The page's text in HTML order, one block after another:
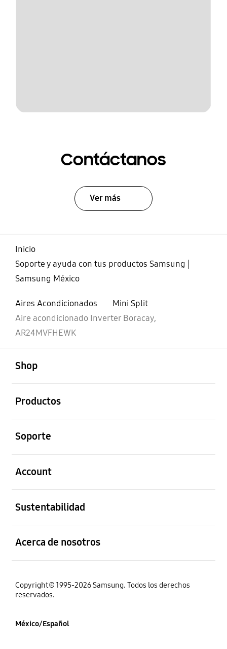
Contáctanos
Ver más
Inicio
Soporte y ayuda con tus productos Samsung |
Samsung México
Aires Acondicionados
Mini Split
Aire acondicionado Inverter Boracay,
AR24MVFHEWK
Shop
Productos
Soporte
Account
Sustentabilidad
Acerca de nosotros
Copyright© 1995-2026 Samsung. Todos los derechos
reservados.
México/Español